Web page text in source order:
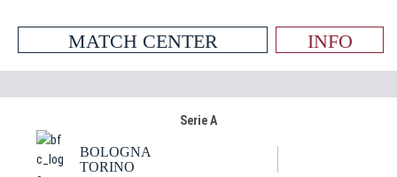
MATCH CENTER INFO
Serie A
BOLOGNA
TORINO